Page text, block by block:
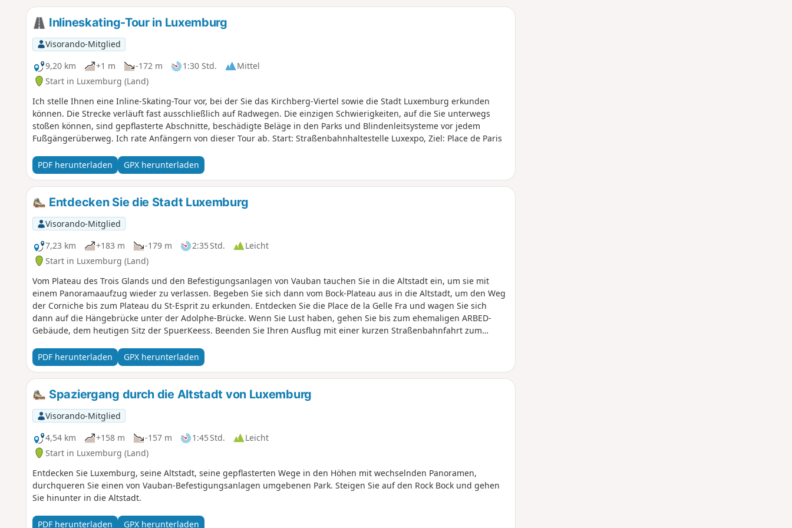
Inlineskating-Tour in Luxemburg
Visorando-Mitglied
9,20 km
+1 m -172 m 1:30 Std.
Mittel
Start in Luxemburg (Land)
Ich stelle Ihnen eine Inline-Skating-Tour vor, bei der Sie das Kirchberg-Viertel sowie die Stadt Luxemburg erkunden
können. Die Strecke verläuft fast ausschließlich auf Radwegen. Die einzigen Schwierigkeiten, auf die Sie unterwegs
stoßen können, sind gepflasterte Abschnitte, beschädigte Beläge in den Parks und Blindenleitsysteme vor jedem
Fußgängerüberweg. Ich rate Anfängern von dieser Tour ab. Start: Straßenbahnhaltestelle Luxexpo, Ziel: Place de Paris
PDF herunterladen GPX herunterladen
Entdecken Sie die Stadt Luxemburg
Visorando-Mitglied
7,23 km
+183 m -179 m 2:35 Std.
Leicht
Start in Luxemburg (Land)
Vom Plateau des Trois Glands und den Befestigungsanlagen von Vauban tauchen Sie in die Altstadt ein, um sie mit
einem Panoramaaufzug wieder zu verlassen. Begeben Sie sich dann vom Bock-Plateau aus in die Altstadt, um den Weg
der Corniche bis zum Plateau du St-Esprit zu erkunden. Entdecken Sie die Place de la Gelle Fra und wagen Sie sich
dann auf die Hängebrücke unter der Adolphe-Brücke. Wenn Sie Lust haben, gehen Sie bis zum ehemaligen ARBED-
Gebäude, dem heutigen Sitz der SpuerKeess. Beenden Sie Ihren Ausflug mit einer kurzen Straßenbahnfahrt zum
gelangen. Auf den beiden letztgenannten Plätzen finden Sie zahlreiche Cafés und Restaurants für jedes Budget.
PDF herunterladen GPX herunterladen
Spaziergang durch die Altstadt von Luxemburg
Visorando-Mitglied
4,54 km
+158 m -157 m 1:45 Std.
Leicht
Start in Luxemburg (Land)
Entdecken Sie Luxemburg, seine Altstadt, seine gepflasterten Wege in den Höhen mit wechselnden Panoramen,
durchqueren Sie einen von Vauban-Befestigungsanlagen umgebenen Park. Steigen Sie auf den Rock Bock und gehen
Sie hinunter in die Altstadt.
PDF herunterladen GPX herunterladen